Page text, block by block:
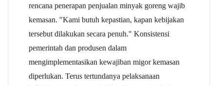
rencana penerapan penjualan minyak goreng wajib
kemasan. "Kami butuh kepastian, kapan kebijakan
tersebut dilakukan secara penuh." Konsistensi
pemerintah dan produsen dalam
mengimplementasikan kewajiban migor kemasan
diperlukan. Terus tertundanya pelaksanaan